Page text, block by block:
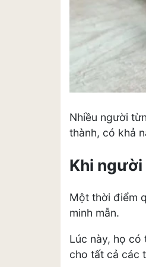
Nhiều người
thành, có khả
Khi người
Một thời điểm
minh mẫn.
Lúc này, họ có
cho tất cả các